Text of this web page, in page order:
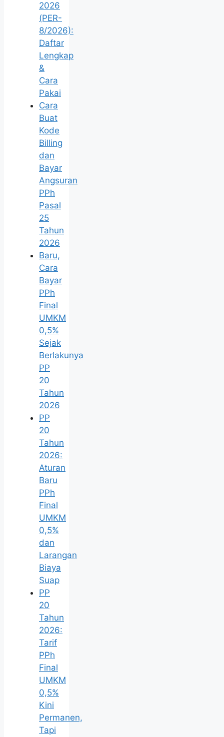
2026
(PER-
8/2026):
Daftar
Lengkap
&
Cara
Pakai
Cara
Buat
Kode
Billing
dan
Bayar
Angsuran
PPh
Pasal
25
Tahun
2026
Baru,
Cara
Bayar
PPh
Final
UMKM
0,5%
Sejak
Berlakunya
PP
20
Tahun
2026
PP
20
Tahun
2026:
Aturan
Baru
PPh
Final
UMKM
0,5%
dan
Larangan
Biaya
Suap
PP
20
Tahun
2026:
Tarif
PPh
Final
UMKM
0,5%
Kini
Permanen,
Tapi